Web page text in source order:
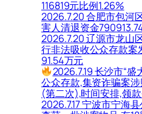
116819元比例1.26%
2026.7.20 合肥市包河
害人清退资金
2026.7.20 辽源市龙山
行非法吸收公众存款案
91.54万元
2026.7.19 长沙市“
公众存款,集资诈骗案
(第二次),时间安排,领
2026.7.17 宁波市宁海